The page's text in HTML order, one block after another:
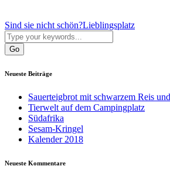
Sind sie nicht schön?Lieblingsplatz
Neueste Beiträge
Sauerteigbrot mit schwarzem Reis
Tierwelt auf dem Campingplatz
Südafrika
Sesam-Kringel
Kalender 2018
Neueste Kommentare